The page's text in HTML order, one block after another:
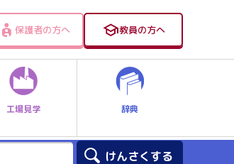
保護者の方へ 教員の方へ
工場見学 辞典